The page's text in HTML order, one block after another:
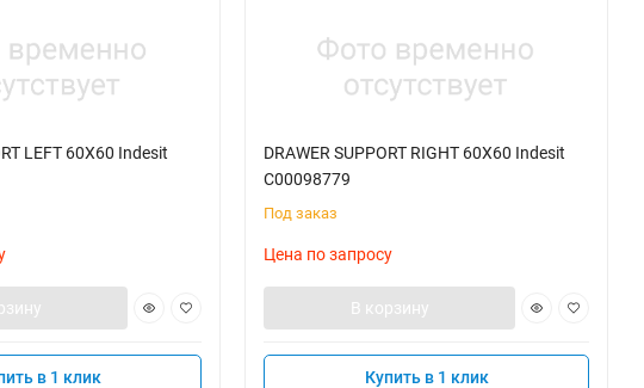
LEFT 60X60 Indesit
в 1 клик
DRAWER SUPPORT RIGHT 60X60 Indesit
C00098779
Под заказ
Цена по запросу
В корзину
Купить в 1 клик